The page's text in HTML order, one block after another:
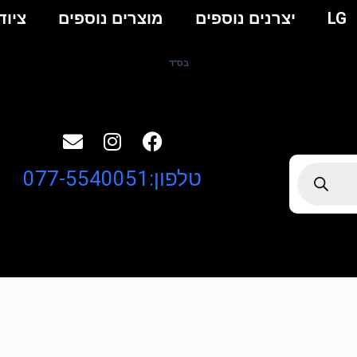
LG יצרנים נוספים מוצרים נוספים
בס"ד
טלפון:077-5540051